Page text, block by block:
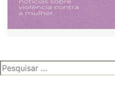
PESQUISAR
POR: